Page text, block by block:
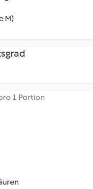
M)
1 Portion